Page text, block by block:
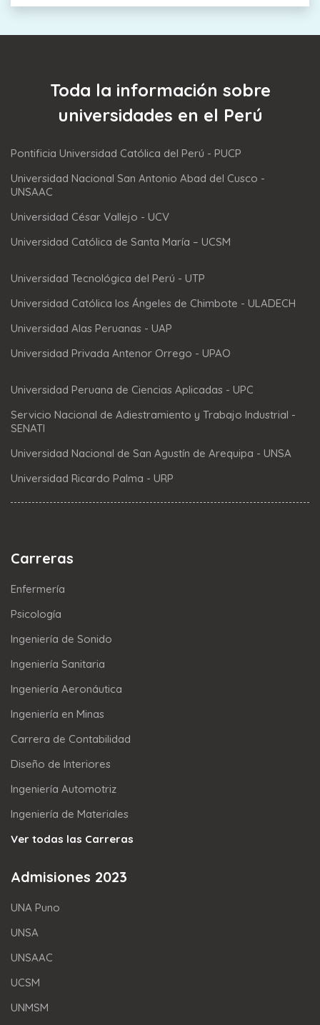
Toda la información sobre
universidades en el Perú
Pontificia Universidad Católica del Perú - PUCP
Universidad Nacional San Antonio Abad del Cusco -
UNSAAC
Universidad César Vallejo - UCV
Universidad Católica de Santa María – UCSM
Universidad Tecnológica del Perú - UTP
Universidad Católica los Ángeles de Chimbote - ULADECH
Universidad Alas Peruanas - UAP
Universidad Privada Antenor Orrego - UPAO
Universidad Peruana de Ciencias Aplicadas - UPC
Servicio Nacional de Adiestramiento y Trabajo Industrial -
SENATI
Universidad Nacional de San Agustín de Arequipa - UNSA
Universidad Ricardo Palma - URP
Carreras
Enfermería
Psicología
Ingeniería de Sonido
Ingeniería Sanitaria
Ingeniería Aeronáutica
Ingeniería en Minas
Carrera de Contabilidad
Diseño de Interiores
Ingeniería Automotriz
Ingeniería de Materiales
Ver todas las Carreras
Admisiones 2023
UNA Puno
UNSA
UNSAAC
UCSM
UNMSM